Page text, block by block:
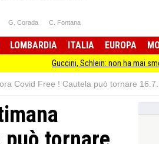
G. Corada C. Fontana
LOMBARDIA ITALIA EUROPA
Guccini, Schlein: non ha mai smesso di stare
Covid Free ! Cautela può tornare